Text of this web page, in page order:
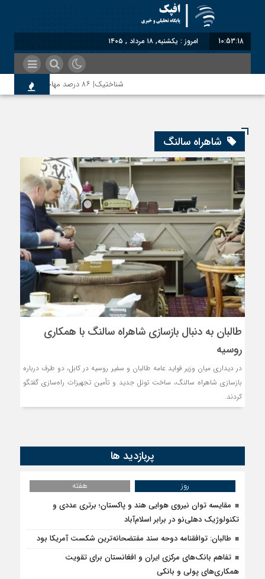
10:53:18 امروز : یکشنبه, ۱۸ مرداد , ۱۴۰۵
شناختیک| ۸۶ درصد مهاجران حامی ایران در جنگ؛ ۷۵ درصد مهاجران دولت چهاردهم را خیرخواه خود نمی‌دانند
مذاکره تحمیلی، جنگ تحمیلی، صلح تحمیلی را
شاهراه سالنگ
طالبان به دنبال بازسازی شاهراه سالنگ با همکاری
روسیه
در دیداری میان وزیر فواید عامه طالبان و سفیر روسیه در کابل، دو طرف درباره
بازسازی شاهراه سالنگ، ساخت تونل جدید و تأمین تجهیزات راه‌سازی گفتگو
کردند.
پربازدید ها
روز
هفته
مقایسه توان نیروی هوایی هند و پاکستان؛ برتری عددی و
تکنولوژیک دهلی‌نو در برابر اسلام‌آباد
طالبان: توافقنامه دوحه سند مفتضحانه‌ترین شکست آمریکا بود
تفاهم بانک‌های مرکزی ایران و افغانستان برای تقویت
همکاری‌های پولی و بانکی